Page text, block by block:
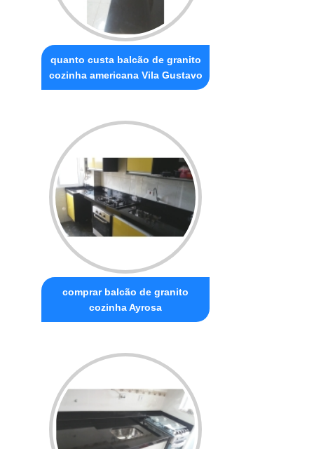
quanto custa balcão de granito
cozinha americana Vila Gustavo
comprar balcão de granito
cozinha Ayrosa